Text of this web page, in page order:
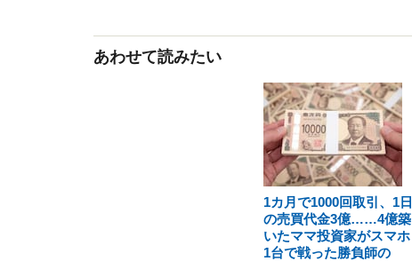
あわせて読みたい
1カ月で1000回取引、1日
の売買代金3億……4億築
いたママ投資家がスマホ
1台で戦った勝負師の